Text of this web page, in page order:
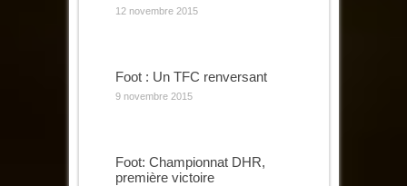
12 novembre 2015
Foot : Un TFC renversant
9 novembre 2015
Foot: Championnat DHR,
première victoire